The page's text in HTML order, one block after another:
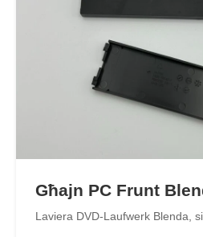
Għajn PC Frunt
Laviera DVD-Laufwerk Blenda,